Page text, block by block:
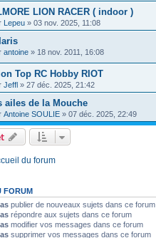
LION RACER ( indoor )
Lepeu » 03 nov. 2025, 11:08
antoine » 18 nov. 2011, 16:08
Top RC Hobby RIOT
Jeffl » 27 déc. 2025, 21:42
ailes de la Mouche
Antoine SOULIE » 07 déc. 2025, 22:49
du forum
FORUM
publier de nouveaux sujets dans ce forum
répondre aux sujets dans ce forum
modifier vos messages dans ce forum
supprimer vos messages dans ce forum